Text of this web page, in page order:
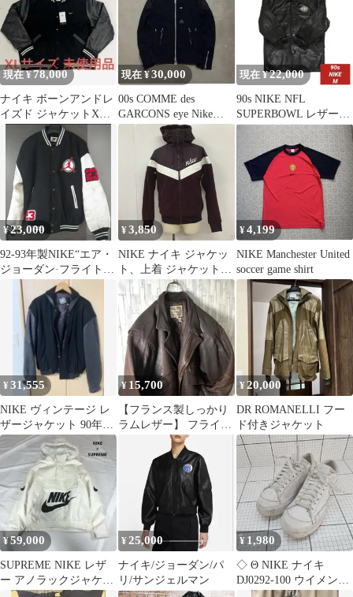
現在 ¥78,000
ナイキ ボーンアンドレ
イズド ジャケットXL
未使用品
現在 ¥30,000
00s COMME des
GARCONS eye Nike
ACG
現在 ¥22,000
90s NIKE NFL
SUPERBOWL レザーカ
ーコートジャケット M
¥23,000
92-93年製NIKE“エア・
ジョーダン·フライトク
ラブ”レザースタジアム
¥3,850
NIKE ナイキ ジャケッ
ト、上着 ジャケット、
ブレザー 930317-659 フ
リースジャケット ジッ
プアップジャケット
¥4,199
NIKE Manchester United
soccer game shirt
¥31,555
NIKE ヴィンテージ レ
ザージャケット 90年代
USA製 激レア 銀タグ
¥ 15,700
【フランス製しっかり
ラムレザー】 フライト
ジャケット A2 こげ茶
メンズL
¥20,000
DR ROMANELLI フー
ド付きジャケット
¥59,000
SUPREME NIKE レザ
ー アノラックジャケッ
¥25,000
ナイキ/ジョーダン/パ
リ/サンジェルマン
¥ 1,980
◇ Θ NIKE ナイキ
DJ0292-100 ウイメンズ